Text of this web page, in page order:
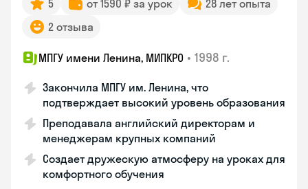
5 от 1590 ₽ за урок
28 лет опыта
2 отзыва
МПГУ имени Ленина, МИПКРО • 1998 г.
Закончила МПГУ им. Ленина, что
подтверждает высокий уровень образования
Преподавала английский директорам и
менеджерам крупных компаний
Создает дружескую атмосферу на уроках для
комфортного обучения